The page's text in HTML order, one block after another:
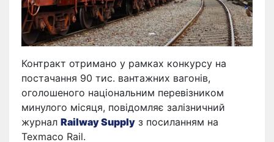
Контракт отримано у рамках конкурсу на
постачання 90 тис. вантажних вагонів,
оголошеного національним перевізником
минулого місяця, повідомляє залізничний
журнал Railway Supply з посиланням на
Texmaco Rail.